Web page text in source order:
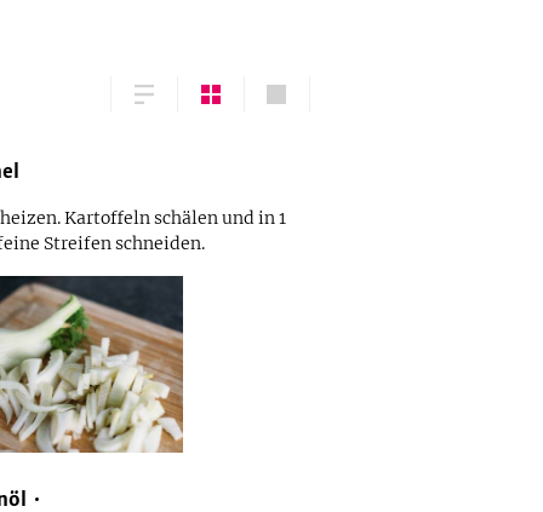
Kartoffeln schälen und in 1
Streifen schneiden.